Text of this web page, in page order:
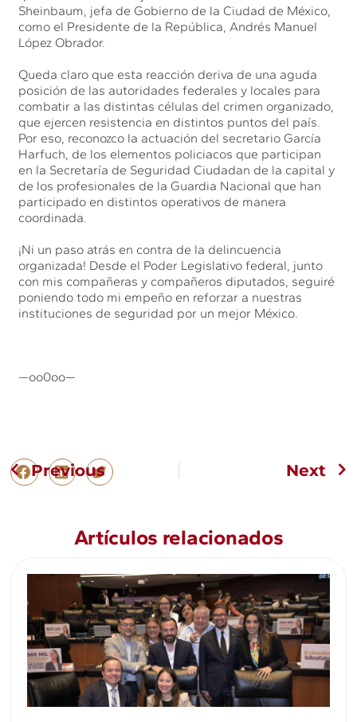
Sheinbaum, jefa de Gobierno de la Ciudad de México,
como el Presidente de la República, Andrés Manuel
López Obrador.
Queda claro que esta reacción deriva de una aguda
posición de las autoridades federales y locales para
combatir a las distintas células del crimen organizado,
que ejercen resistencia en distintos puntos del país.
Por eso, reconozco la actuación del secretario García
Harfuch, de los elementos policiacos que participan
en la Secretaría de Seguridad Ciudadan de la capital y
de los profesionales de la Guardia Nacional que han
participado en distintos operativos de manera
coordinada.
¡Ni un paso atrás en contra de la delincuencia
organizada! Desde el Poder Legislativo federal, junto
con mis compañeras y compañeros diputados, seguiré
poniendo todo mi empeño en reforzar a nuestras
instituciones de seguridad por un mejor México.
—oo0oo—
Previous Next
Artículos relacionados